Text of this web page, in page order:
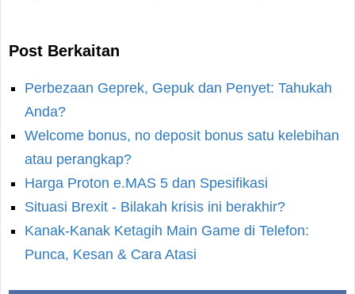
Post Berkaitan
Perbezaan Geprek, Gepuk dan Penyet: Tahukah
Anda?
Welcome bonus, no deposit bonus satu kelebihan
atau perangkap?
Harga Proton e.MAS 5 dan Spesifikasi
Situasi Brexit - Bilakah krisis ini berakhir?
Kanak-Kanak Ketagih Main Game di Telefon:
Punca, Kesan & Cara Atasi